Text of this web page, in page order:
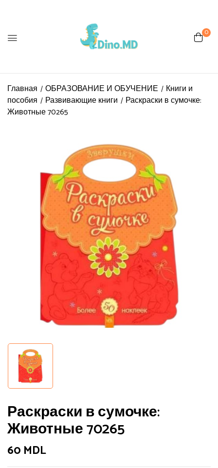
0
Главная ОБРАЗОВАНИЕ И ОБУЧЕНИЕ
Книги и
пособия
Развивающие книги
Раскраски в сумочке:
Животные 70265
Раскраски в сумочке:
Животные 70265
60 MDL